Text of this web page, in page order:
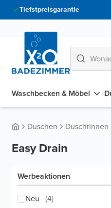
Tiefstpreisgarantie
Waschbecken & Möbel
Duschen Duschrinnen
Easy Drain
Werbeaktionen
Neu (4)